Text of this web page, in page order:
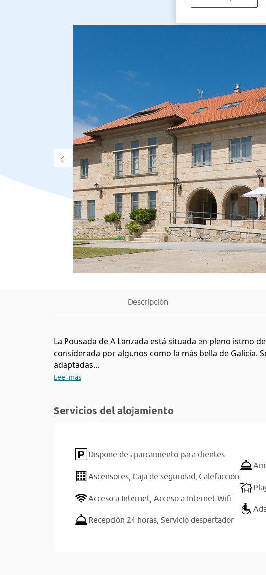
Descripción
La Pousada de A Lanzada está situada en pleno istmo
considerada por algunos como la más bella de Galicia.
adaptadas...
Leer más
Servicios del alojamiento
Dispone de aparcamiento para clientes
Ascensores, Caja de seguridad, Calefacción
Acceso a Internet, Acceso a Internet Wifi
Recepción 24 horas, Servicio despertador